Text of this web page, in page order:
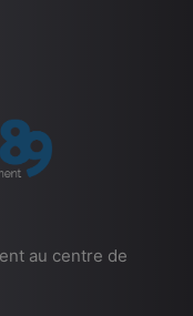
au centre de